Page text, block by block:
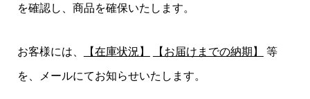
を確認し、商品を確保いたします。
お客様には、 【在庫状況】 【お届けまでの納期】 等
を、メールにてお知らせいたします。